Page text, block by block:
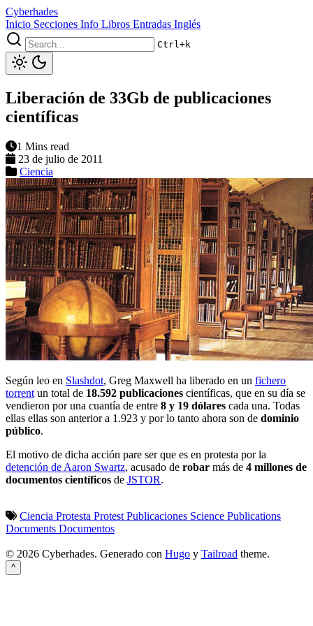
Cyberhades
Inicio Secciones Info Libros Entradas Inglés
Ctrl+k
Liberación de 33Gb de publicaciones
científicas
1 Mins read
23 de julio de 2011
Ciencia
Según leo en Slashdot, Greg Maxwell ha liberado en un fichero
torrent un total de 18.592 publicaciones científicas, que en su día se
vendieron por una cuantía de entre 8 y 19 dólares cada una. Todas
ellas ellas son anterior a 1.923 y por lo tanto ahora son de dominio
público.
El motivo de dicha acción pare ser que es en protesta por la
detención de Aaron Swartz, acusado de robar más de 4 millones de
documentos científicos de JSTOR.
Ciencia Protesta Protest Publicaciones Science Publications
Documents Documentos
© 2026 Cyberhades. Generado con Hugo y Tailroad theme.
^